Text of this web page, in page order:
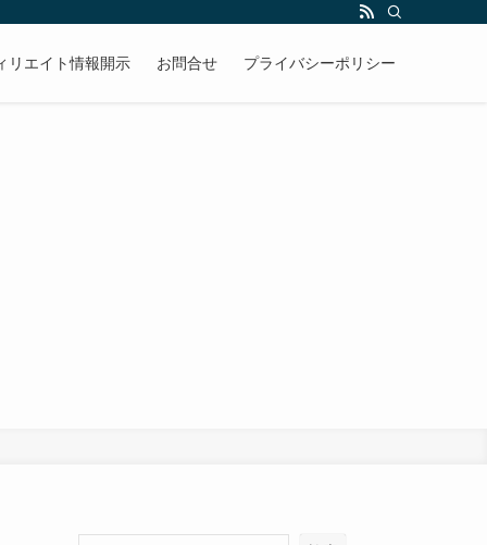
リエイト情報開示 お問合せ プライバシーポリシー